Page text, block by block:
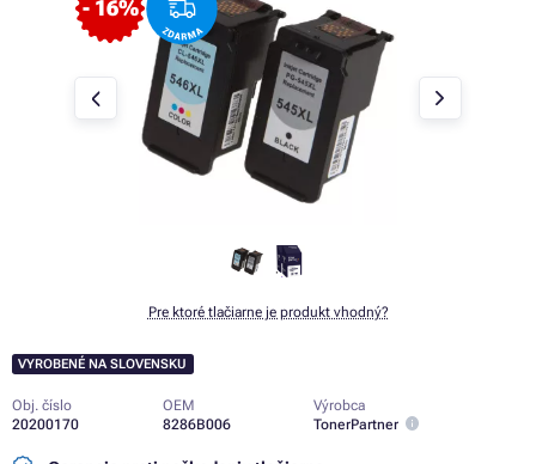
- 16%
Pre ktoré tlačiarne je produkt vhodný?
VYROBENÉ NA SLOVENSKU
Obj. číslo
20200170
OEM
8286B006
Výrobca
TonerPartner